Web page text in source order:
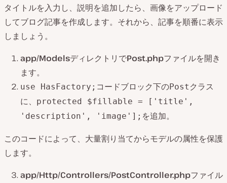
タイトルを入力し、説明を追加したら、画像をアップロード
してブログ記事を作成します。それから、記事を順番に表示
しましょう。
app/ModelsディレクトリでPost.phpファイルを開き
ます。
use HasFactory; コードブロック下のPost クラス
に、
protected $fillable = ['title',
'description', 'image']; を追加。
このコードによって、大量割り当てからモデルの属性を保護
します。
app/Http/Controllers/PostController.phpファイル